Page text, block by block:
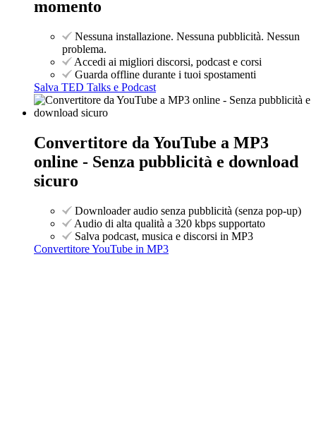
momento
Nessuna installazione. Nessuna pubblicità. Nessun
problema.
Accedi ai migliori discorsi, podcast e corsi
Guarda offline durante i tuoi spostamenti
Salva TED Talks e Podcast
Convertitore da YouTube a MP3
online - Senza pubblicità e download
sicuro
Downloader audio senza pubblicità (senza pop-up)
Audio di alta qualità a 320 kbps supportato
Salva podcast, musica e discorsi in MP3
Convertitore YouTube in MP3